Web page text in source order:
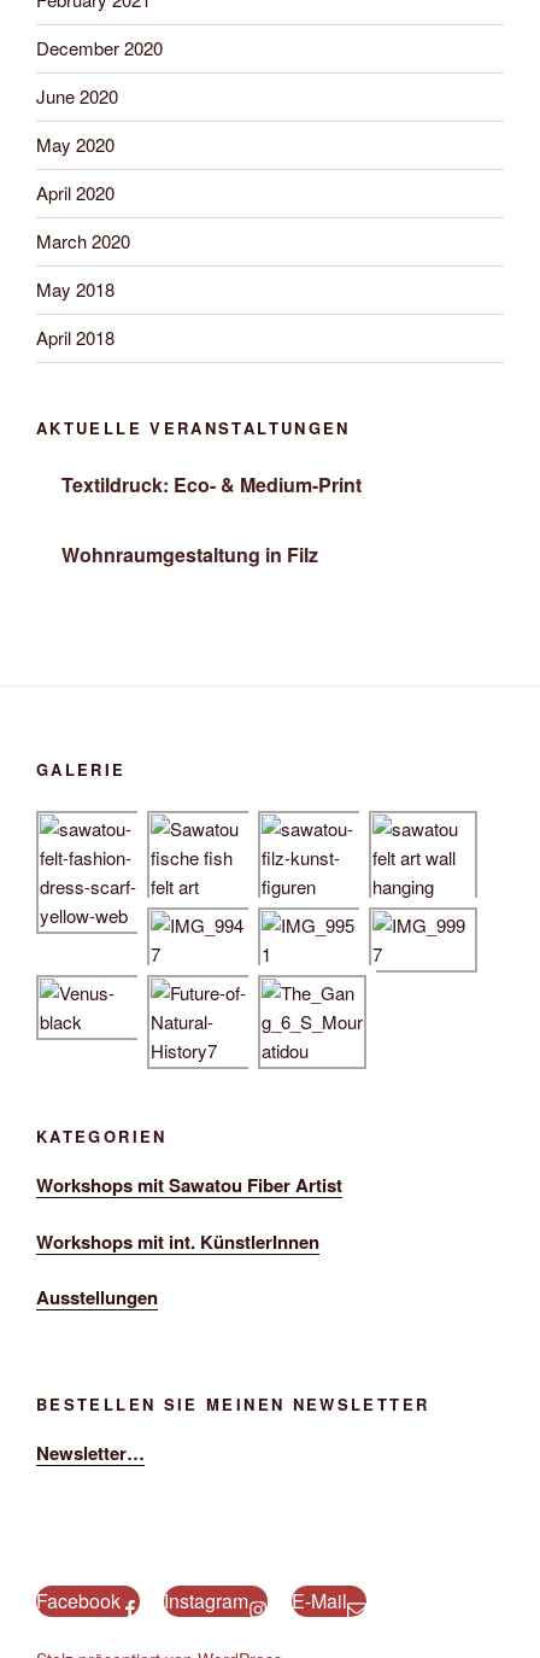
December 2020
June 2020
May 2020
April 2020
March 2020
May 2018
April 2018
AKTUELLE VERANSTALTUNGEN
Textildruck: Eco- & Medium-Print
Wohnraumgestaltung in Filz
GALERIE
KATEGORIEN
Workshops mit Sawatou Fiber Artist
Workshops mit int. KünstlerInnen
Ausstellungen
BESTELLEN SIE MEINEN NEWSLETTER
Newsletter…
Facebook Instagram E-Mail